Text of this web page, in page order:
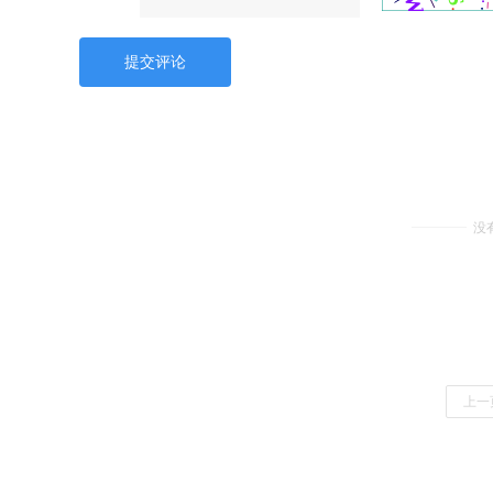
提交评论
没
上